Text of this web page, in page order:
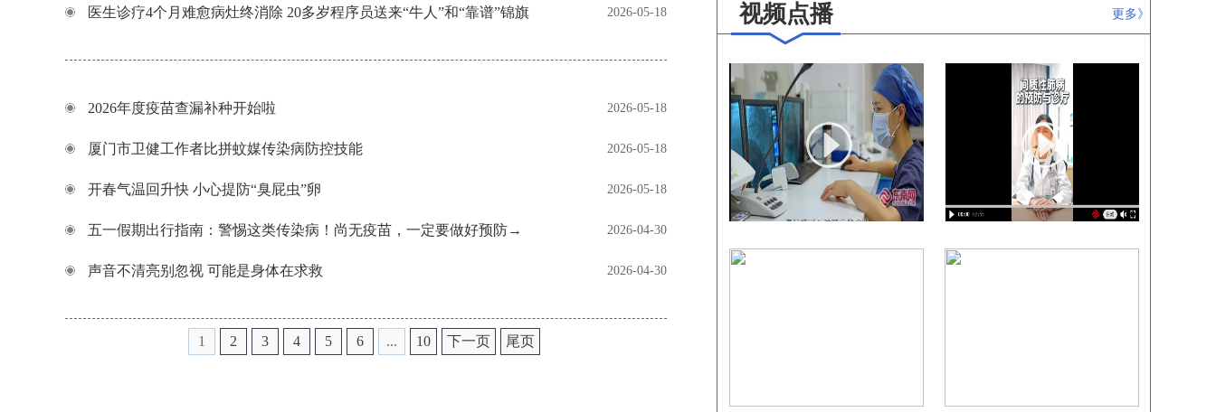
2026-05-18
医生诊疗4个月难愈病灶终消除 20多岁程序员送来“牛人”和“靠谱”锦旗
2026-05-18
2026年度疫苗查漏补种开始啦
2026-05-18
厦门市卫健工作者比拼蚊媒传染病防控技能
2026-05-18
开春气温回升快 小心提防“臭屁虫”卵
2026-04-30
五一假期出行指南：警惕这类传染病！尚无疫苗，一定要做好预防→
2026-04-30
声音不清亮别忽视 可能是身体在求救
1 2 3 4 5 6 ... 10 下一页 尾页
视频点播 更多》